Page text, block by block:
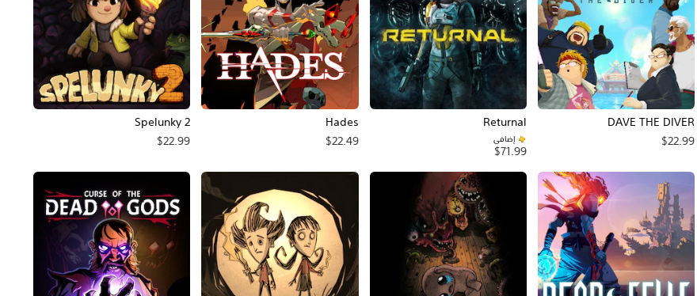
DAVE THE DIVER
$22.99
Returnal
إضافي
$71.99
Hades
$22.49
Spelunky 2
$22.99